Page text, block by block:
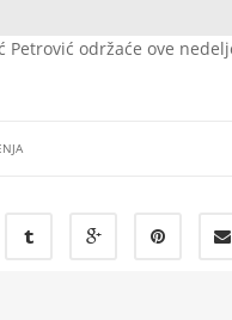
Petrović održaće ove